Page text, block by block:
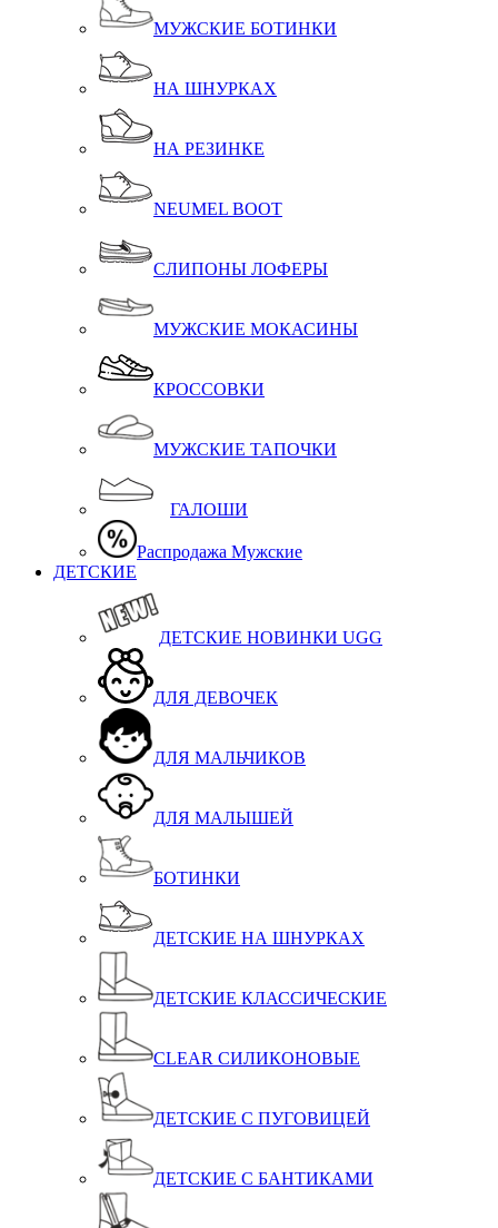
МУЖСКИЕ БОТИНКИ
НА ШНУРКАХ
НА РЕЗИНКЕ
NEUMEL BOOT
СЛИПОНЫ ЛОФЕРЫ
МУЖСКИЕ МОКАСИНЫ
КРОССОВКИ
МУЖСКИЕ ТАПОЧКИ
ГАЛОШИ
Распродажа Мужские
ДЕТСКИЕ
ДЕТСКИЕ НОВИНКИ UGG
ДЛЯ ДЕВОЧЕК
ДЛЯ МАЛЬЧИКОВ
ДЛЯ МАЛЫШЕЙ
БОТИНКИ
ДЕТСКИЕ НА ШНУРКАХ
ДЕТСКИЕ КЛАССИЧЕСКИЕ
CLEAR СИЛИКОНОВЫЕ
ДЕТСКИЕ C ПУГОВИЦЕЙ
ДЕТСКИЕ С БАНТИКАМИ